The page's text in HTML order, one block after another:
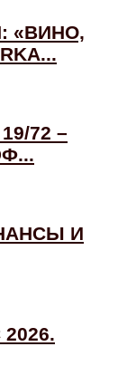
«ВИНО,
72 –
И
2026.